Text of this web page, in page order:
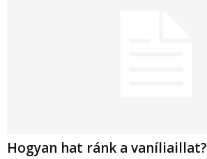
Hogyan hat ránk a vaníliaillat?